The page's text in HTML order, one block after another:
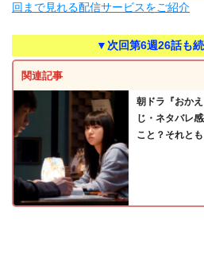
回まで見れる配信サービスをご紹介
▼次回第6週26話も
関連記事
朝ドラ『おか
じ・ネタバレ
こと？それと